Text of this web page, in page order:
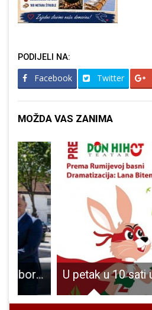
PODIJELI NA:
Facebook Twitter
MOŽDA VAS ZANIMA